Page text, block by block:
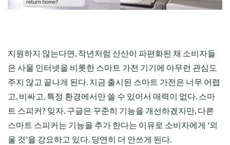
지원하지 않는다면, 작년처럼 산산이 파편화된 채 소비자들
은 사물 인터넷을 비롯한 스마트 가전 기기에 아무런 관심도
주지 않고 끝나게 된다. 지금 출시된 스마트 가전은 너무 어렵
고, 비싸고, 특정 환경에서만 쓸 수 있어서 매력이 없다. 스마
트 스피커? 잊자. 구글은 꾸준히 기능을 개선하겠지만, 다른
스마트 스피커는 기능을 추가 한다는 이유로 소비자에게 '외
울 것'을 강요하고 있다. 당연히 더 안쓰게 된다.